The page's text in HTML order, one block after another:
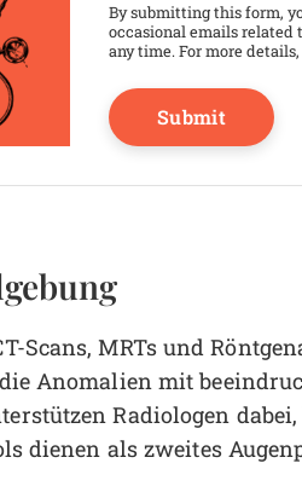
By submitting this form,
occasional emails related
any time. For more
Scans, MRTs und
Anomalien mit
Radiologen
dienen als zweites